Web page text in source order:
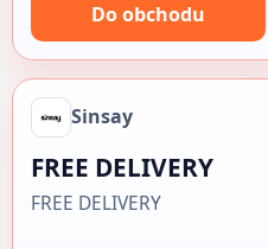
Do obchodu
Sinsay
FREE DELIVERY
FREE DELIVERY